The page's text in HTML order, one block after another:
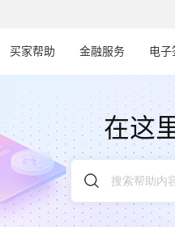
买家帮助 金融服务 电子
在这